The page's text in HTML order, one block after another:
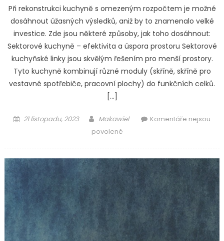
Při rekonstrukci kuchyně s omezeným rozpočtem je možné
dosáhnout úžasných výsledků, aniž by to znamenalo velké
investice. Zde jsou některé způsoby, jak toho dosáhnout:
Sektorové kuchyně – efektivita a úspora prostoru Sektorové
kuchyňské linky jsou skvělým řešením pro menší prostory.
Tyto kuchyně kombinují různé moduly (skříně, skříně pro
vestavné spotřebiče, pracovní plochy) do funkčních celků.
[…]
Posted
21 listopadu, 2023 Author
Makawiel
Komentáře nejsou
povolenéu
názvem
Rekonstrukce
kuchyně
ohledem
na
cenovou